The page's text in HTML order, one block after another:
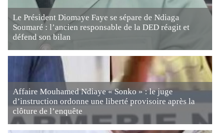
Le Président Diomaye Faye se sépare de Ndiaga
Soumaré : l’ancien responsable de la DED réagit et
défend son bilan
Affaire Mouhamed Ndiaye « Sonko » : le juge
d’instruction ordonne une liberté provisoire après la
clôture de l’enquête